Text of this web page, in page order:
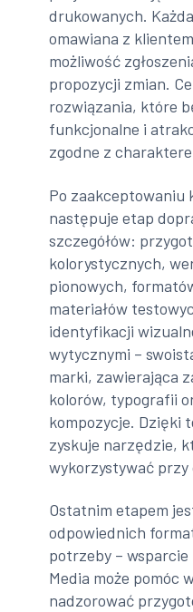
drukowanych.
omawiana z
możliwość
propozycji zmian.
rozwiązania, które
funkcjonalne i
zgodne z
Po zaakceptowaniu
następuje etap
szczegółów:
kolorystycznych,
pionowych,
materiałów
identyfikacji
wytycznymi –
marki, zawierająca
kolorów, typografii
kompozycje. Dzięki
zyskuje narzędzie,
wykorzystywać
Ostatnim etapem
odpowiednich
potrzeby –
Media może pomóc
nadzorować